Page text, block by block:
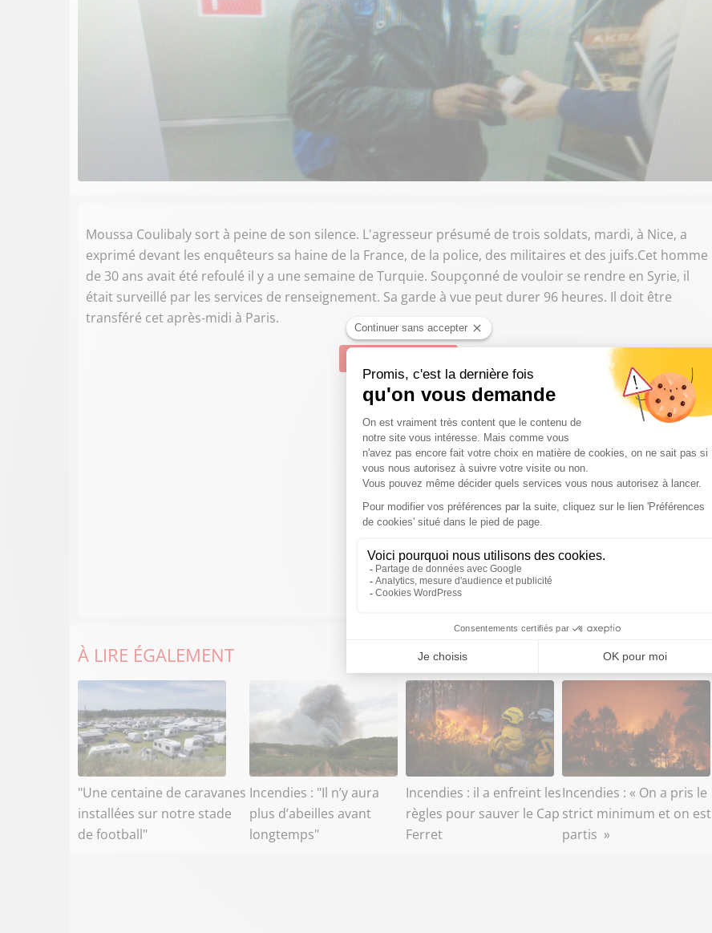
Moussa Coulibaly sort à peine de son silence. L'agresseur présumé de trois soldats, mardi, à Nice, a
exprimé devant les enquêteurs sa haine de la France, de la police, des militaires et des juifs.Cet homme
de 30 ans avait été refoulé il y a une semaine de Turquie. Soupçonné de vouloir se rendre en Syrie, il
était surveillé par les services de renseignement. Sa garde à vue peut durer 96 heures. Il doit être
transféré cet après-midi à Paris.
À LIRE ÉGALEMENT
"Une centaine de caravanes
installées sur notre stade
de football"
Incendies : "Il n’y aura
plus d’abeilles avant
longtemps"
Incendies : il a enfreint les
règles pour sauver le Cap
Ferret
Incendies : « On a pris le
strict minimum et on est
partis »